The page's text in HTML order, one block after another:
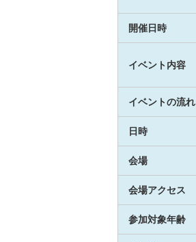
開催日時
イベント内容
イベントの流れ
日時
会場
会場アクセス
参加対象年齢